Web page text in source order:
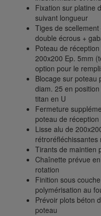
Fixation sur platine
suivant longueur
Tiges de
double écrous +
Poteau de
200x200 Ep. 5mm
option pour le
Blocage sur poteau
diam. 25 en
titan en U
Fermeture
poteau de réception
Lisse alu de
Tirants de maintien
Chaînette prévue
rotation
Finition sous
polymérisation au
Prévoir plots béton
poteau